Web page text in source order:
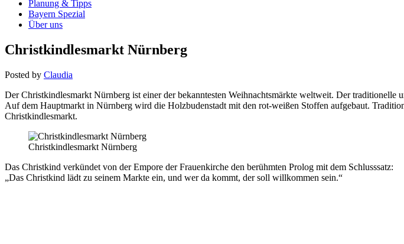
Planung & Tipps
Bayern Spezial
Über uns
Christkindlesmarkt Nürnberg
Posted by Claudia
Der Christkindlesmarkt Nürnberg ist einer der bekanntesten Weihnachtsmärkte weltweit. Der
Auf dem Hauptmarkt in Nürnberg wird die Holzbudenstadt mit den rot-weißen Stoffen aufgebaut.
Christkindlesmarkt.
Christkindlesmarkt Nürnberg
Das Christkind verkündet von der Empore der Frauenkirche den berühmten Prolog mit dem Schlusssatz:
„Das Christkind lädt zu seinem Markte ein, und wer da kommt, der soll willkommen sein.“